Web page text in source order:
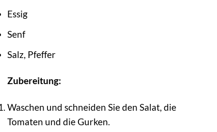
Essig
Senf
Salz, Pfeffer
Zubereitung:
Waschen und schneiden Sie den Salat, die
Tomaten und die Gurken.